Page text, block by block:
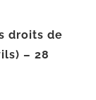
droits de
– 28